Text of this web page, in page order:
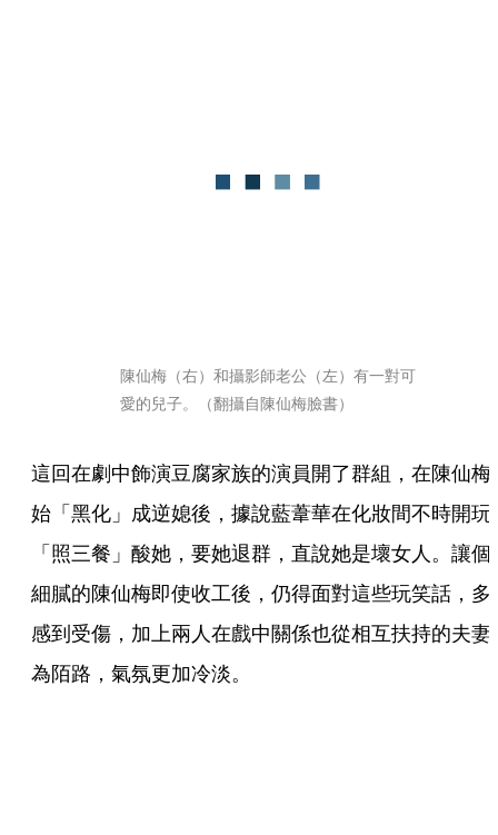
陳仙梅（右）和攝影師老公（左）有一對可
愛的兒子。（翻攝自陳仙梅臉書）
這回在劇中飾演豆腐家族的演員開了群組，在陳仙梅
始「黑化」成逆媳後，據說藍葦華在化妝間不時開玩
「照三餐」酸她，要她退群，直說她是壞女人。讓個
細膩的陳仙梅即使收工後，仍得面對這些玩笑話，多
感到受傷，加上兩人在戲中關係也從相互扶持的夫妻
為陌路，氣氛更加冷淡。